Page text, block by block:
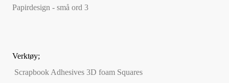
Papirdesign - små ord 3
Verktøy;
Scrapbook Adhesives 3D foam Squares